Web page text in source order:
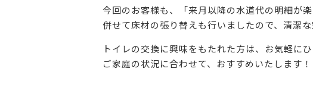
今回のお客様も、「来月以降の水道代の明細が
併せて床材の張り替えも行いましたので、清潔
トイレの交換に興味をもたれた方は、お気軽に
ご家庭の状況に合わせて、おすすめいたします！